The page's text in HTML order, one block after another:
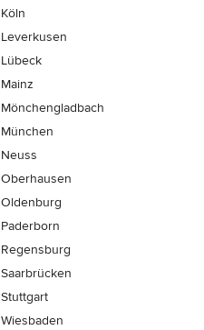
Köln
Leverkusen
Lübeck
Mainz
Mönchen­gladbach
München
Neuss
Oberhausen
Oldenburg
Paderborn
Regensburg
Saarbrücken
Stuttgart
Wiesbaden